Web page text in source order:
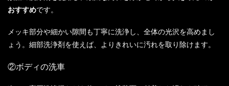
おすすめです。
メッキ部分や細かい隙間も丁寧に洗浄し、全体の光沢を高めまし
ょう。細部洗浄剤を使えば、よりきれいに汚れを取り除けます。
②ボディの洗車